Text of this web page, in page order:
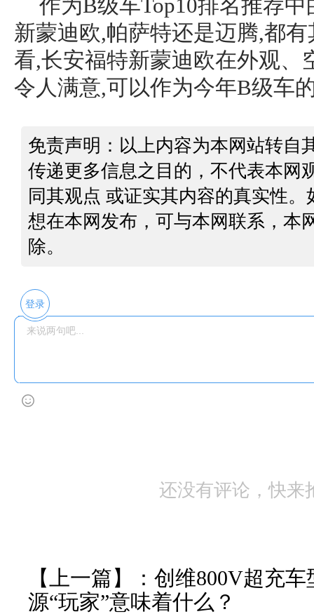
作为B级车Top10排名推荐
新蒙迪欧,帕萨特还是迈腾,都
看,长安福特新蒙迪欧在外观、
令人满意,可以作为今年B级车
免责声明：以上内容为本网站转自
传递更多信息之目的，不代表本网
同其观点 或证实其内容的真实性
想在本网发布，可与本网联系，本
除。
登录
还没有评论，快来
【上一篇】： 创维800V超充车
源“玩家”意味着什么？